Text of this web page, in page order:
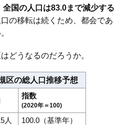
全国の人口は83.0まで減少する
の移転は続くため、都会であ
どうなるのだろうか。
区の総人口推移予想
指数
(2020年＝100)
人
100.0（基準年）